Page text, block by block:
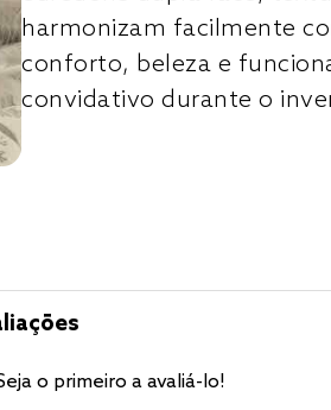
harmonizam facilmente
conforto, beleza e
convidativo durante o
o primeiro a avaliá-lo!